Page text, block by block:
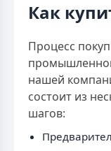
Как
Процесс
нашей
состоит из
шагов: